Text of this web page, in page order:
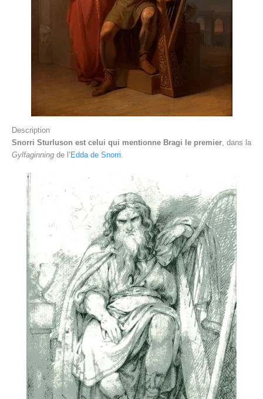
Description
Snorri Sturluson est celui qui mentionne Bragi le premier , dans la
Gylfaginning de l’Edda de Snorri